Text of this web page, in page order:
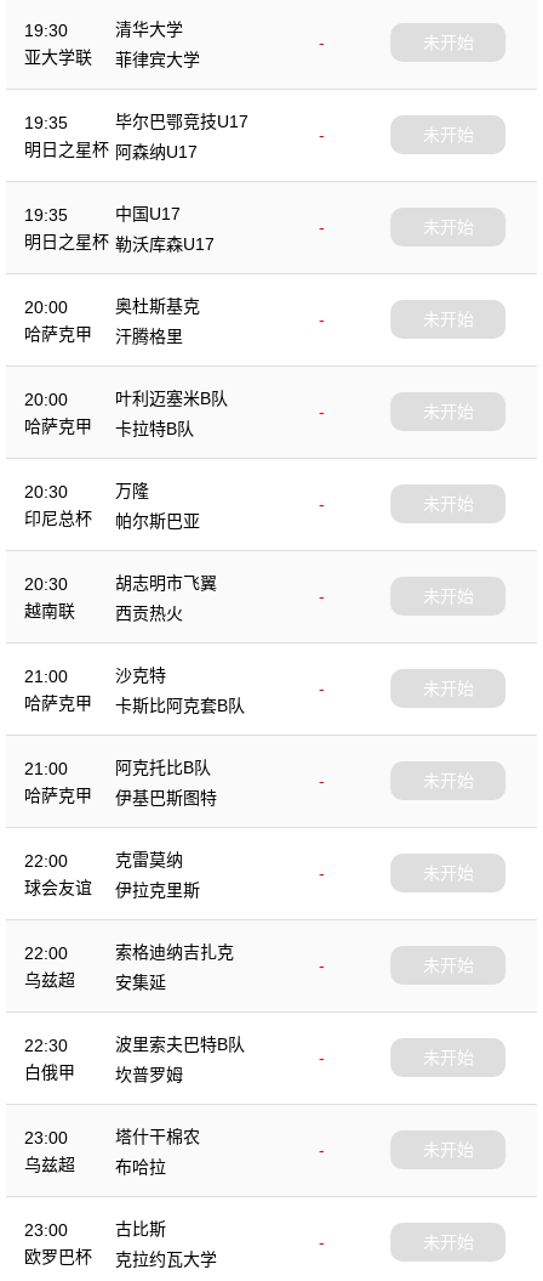
19:30
亚大学联
清华大学
-
菲律宾大学
未开始
19:35
明日之星杯
毕尔巴鄂竞技U17
-
阿森纳U17
未开始
19:35
明日之星杯
中国U17
-
勒沃库森U17
未开始
20:00
哈萨克甲
奥杜斯基克
-
汗腾格里
未开始
20:00
哈萨克甲
叶利迈塞米B队
-
卡拉特B队
未开始
20:30
印尼总杯
万隆
-
帕尔斯巴亚
未开始
20:30
越南联
胡志明市飞翼
-
西贡热火
未开始
21:00
哈萨克甲
沙克特
-
卡斯比阿克套B队
未开始
21:00
哈萨克甲
阿克托比B队
-
伊基巴斯图特
未开始
22:00
球会友谊
克雷莫纳
-
伊拉克里斯
未开始
22:00
乌兹超
索格迪纳吉扎克
-
安集延
未开始
22:30
白俄甲
波里索夫巴特B队
-
坎普罗姆
未开始
23:00
乌兹超
塔什干棉农
-
布哈拉
未开始
23:00
欧罗巴杯
古比斯
-
克拉约瓦大学
未开始